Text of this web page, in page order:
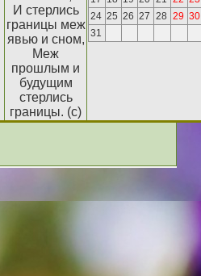
И стерлись
границы меж
явью и сном,
Меж
прошлым и
будущим
стерлись
границы. (с)
24 25 26 27 28 29 30
31